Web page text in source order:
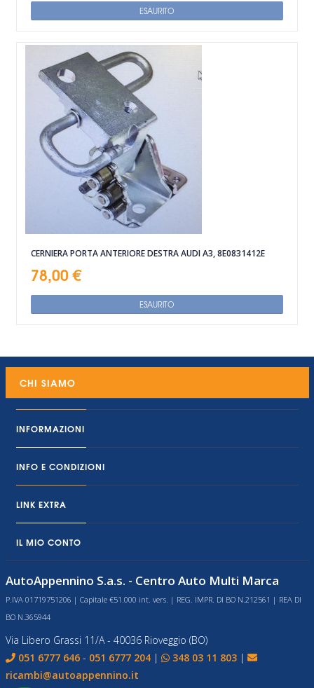
ESAURITO
CERNIERA PORTA ANTERIORE DESTRA AUDI A3, 8E0831412E
78,00 €
ESAURITO
CHI SIAMO
INFORMAZIONI
INFO E CONDIZIONI
LINK EXTRA
IL MIO CONTO
AutoAppennino S.a.s. - Centro Auto Multi Marca
P.IVA 01719751206 | Capitale €51.000 int. vers. | REG. IMPR. DI BO N.212561 | REA DI
BO N.365944
Via Libero Grassi 11/A - 40036 Rioveggio (BO)
051 6777 646 - 051 6777 204 | 348 03 11 803 |
ricambi@autoappennino.it